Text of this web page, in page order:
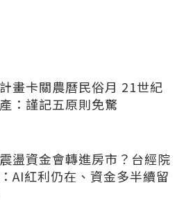
畫卡關農曆民俗月 21世紀
：謹記五原則免驚
盪資金會轉進房市？台經院
AI紅利仍在、資金多半續留